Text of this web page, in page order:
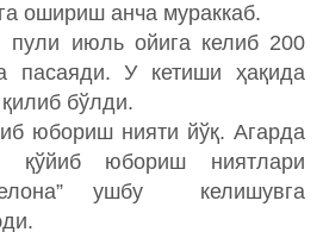
ошириш анча мураккаб.
пули июль ойига келиб 200
пасаяди. У кетиши ҳақида
бўлди.
юбориш нияти йўқ. Агарда
қўйиб юбориш ниятлари
ушбу келишувга